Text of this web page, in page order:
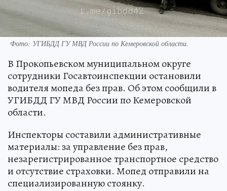
Фото: УГИБДД ГУ МВД России по Кемеровской области.
В Прокопьевском муниципальном округе
сотрудники Госавтоинспекции остановили
водителя мопеда без прав. Об этом сообщили в
УГИБДД ГУ МВД России по Кемеровской
области.
Инспекторы составили административные
материалы: за управление без прав,
незарегистрированное транспортное средство
и отсутствие страховки. Мопед отправили на
специализированную стоянку.